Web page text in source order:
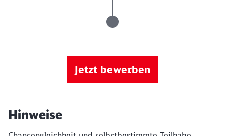
Jetzt bewerben
Hinweise